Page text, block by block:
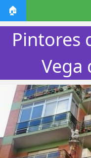
🏠
Pintores
Vega